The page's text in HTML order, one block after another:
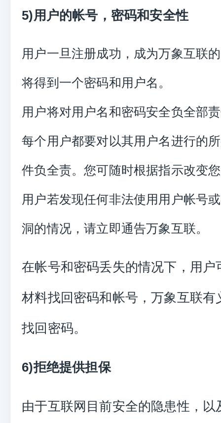
5)用户的帐号，密码和安全性
用户一旦注册成功，成为万象互联
将得到一个密码和用户名。
用户将对用户名和密码安全负全部
每个用户都要对以其用户名进行的
件负全责。您可随时根据指示改变
用户若发现任何非法使用用户帐号
洞的情况，请立即通告万象互联。
在帐号和密码丢失的情况下，用户
材料找回密码和帐号，万象互联有
找回密码。
6)拒绝提供担保
由于互联网目前安全的隐患性，以